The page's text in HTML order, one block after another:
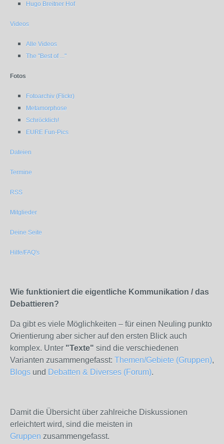
Hugo Breitner Hof
Videos
Alle Videos
The "Best of ..."
Fotos
Fotoarchiv (Flickr)
Metamorphose
Schröcklich!
EURE Fun-Pics
Dateien
Termine
RSS
Mitglieder
Deine Seite
Hilfe/FAQ's
Wie funktioniert die eigentliche Kommunikation / das
Debattieren?
Da gibt es viele Möglichkeiten – für einen Neuling punkto
Orientierung aber sicher auf den ersten Blick auch
komplex. Unter "Texte" sind die verschiedenen
Varianten zusammengefasst: Themen/Gebiete (Gruppen),
Blogs und Debatten & Diverses (Forum).
Damit die Übersicht über zahlreiche Diskussionen
erleichtert wird, sind die meisten in
Gruppen zusammengefasst.